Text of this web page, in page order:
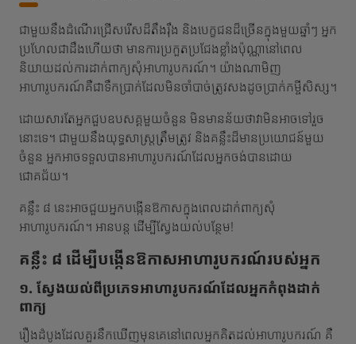
ជាមួយនឹងដំណើរជ្រើសរើសដ៏តឹងរ៉ឹង និងបេក្ខជនដ៏ច្រើនក្នុងមួយឆ្នាំៗ អ្នក
ប្រហែលជាដឹងហើយថា មានការប្រកួតប្រជែងខ្លាំងប៉ុណ្ណានៅពេល
និយាយដល់ការដាក់ពាក្យសុំអាហារូបករណ៍។ យ៉ាងណាមិញ
អាហារូបករណ៍គឺជាទឹកប្រាក់ដែលមិនចាំបាច់ត្រូវសងដូចប្រាក់កម្ចីសិស្ស។
ដោយសារតែអ្នកជួបឧបសគ្គមួយចំនួន មិនមានន័យថាវាមិនអាចទៅរួច
នោះទេ។ ជាមួយនឹងយុទ្ធសាស្ត្រត្រឹមត្រូវ និងគន្លឹះដ៏មានប្រយោជន៍មួយ
ចំនួន អ្នកអាចទទួលបានអាហារូបករណ៍ដែលអ្នកចង់បានដោយ
ជោគជ័យ។
គន្លឹះ ៨ នេះអាចជួយអ្នកបង្កើនឱកាសក្នុងពេលដាក់ពាក្យសុំ
អាហារូបករណ៍។ អានបន្ត ដើម្បីស្វែងយល់បន្ថែម!
គន្លឹះ ៨ ដើម្បីបង្កើនឱកាសអាហារូបករណ៍របស់អ្នក
១. ស្វែងយល់ពីប្រភេទអាហារូបករណ៍ដែលអ្នកកំពុងដាក់
ពាក្យ
រឿងដំបូងដែលគួរនឹកឃើញមុនគេនៅពេលអ្នកគិតដល់អាហារូបករណ៍ គឺ